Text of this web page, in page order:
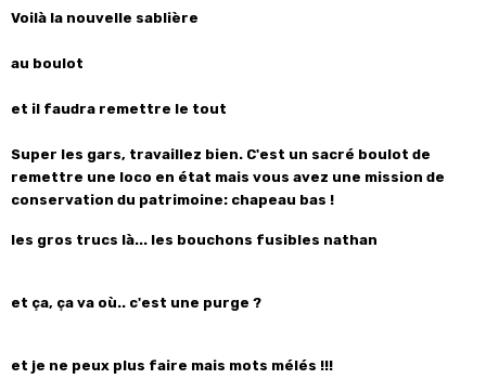
Voilà la nouvelle sablière
au boulot
et il faudra remettre le tout
Super les gars, travaillez bien. C'est un sacré boulot de
remettre une loco en état mais vous avez une mission de
conservation du patrimoine: chapeau bas !
les gros trucs là... les bouchons fusibles nathan
et ça, ça va où.. c'est une purge ?
et je ne peux plus faire mais mots mélés !!!